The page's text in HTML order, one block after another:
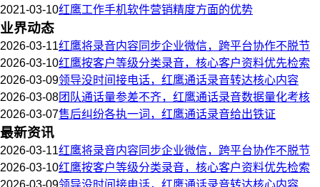
2021-03-10红鹰工作手机软件营销精度方面的优势
业界动态
2026-03-11红鹰将录音内容同步企业微信，跨平台协作不脱节
2026-03-10红鹰按客户等级分类录音，核心客户资料优先检索
2026-03-09领导没时间接电话，红鹰通话录音转达核心内容
2026-03-08团队通话量参差不齐，红鹰通话录音数据量化考核
2026-03-07售后纠纷各执一词，红鹰通话录音给出铁证
最新资讯
2026-03-11红鹰将录音内容同步企业微信，跨平台协作不脱节
2026-03-10红鹰按客户等级分类录音，核心客户资料优先检索
2026-03-09领导没时间接电话，红鹰通话录音转达核心内容